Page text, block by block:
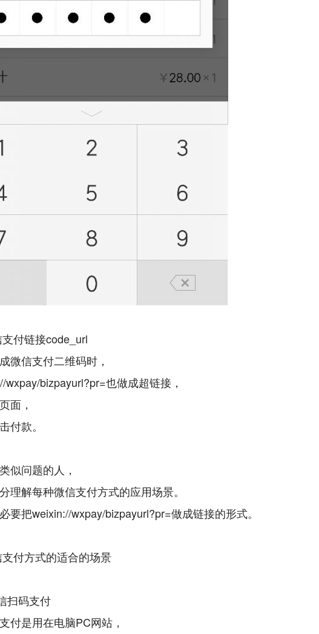
付链接code_url
微信支付二维码时，
wxpay/bizpayurl?pr=也做成超链接，
面，
付款。
似问题的人，
理解每种微信支付方式的应用场景。
要把weixin://wxpay/bizpayurl?pr=做成链接的形式。
付方式的适合的场景
扫码支付
付是用在电脑PC网站，